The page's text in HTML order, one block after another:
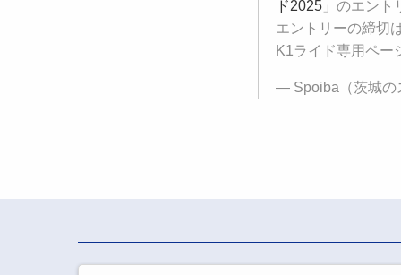
ド2025 」のエン
エントリーの締切
K1ライド専用ペ
— Spoiba（茨城の